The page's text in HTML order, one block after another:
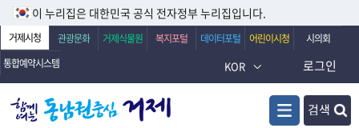
이 누리집은 대한민국 공식 전자정부 누리집입니다.
거제시청 관광문화 거제식물원 복지포털 데이터포털 어린이시청
시의회
통합예약시스템
KOR
검색
로그인